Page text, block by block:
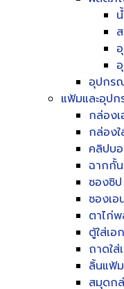
อุปกร
แฟ้มและอุป
กล่องเ
กล่อง
คลิปบ
ฉากกั้
ซองซิ
ซองเอ
ตาไก่
ตู้ใส่เอ
ถาดใส่
ลิ้นแฟ้ม
สมุดก